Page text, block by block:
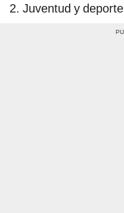
2. Juventud y deporte